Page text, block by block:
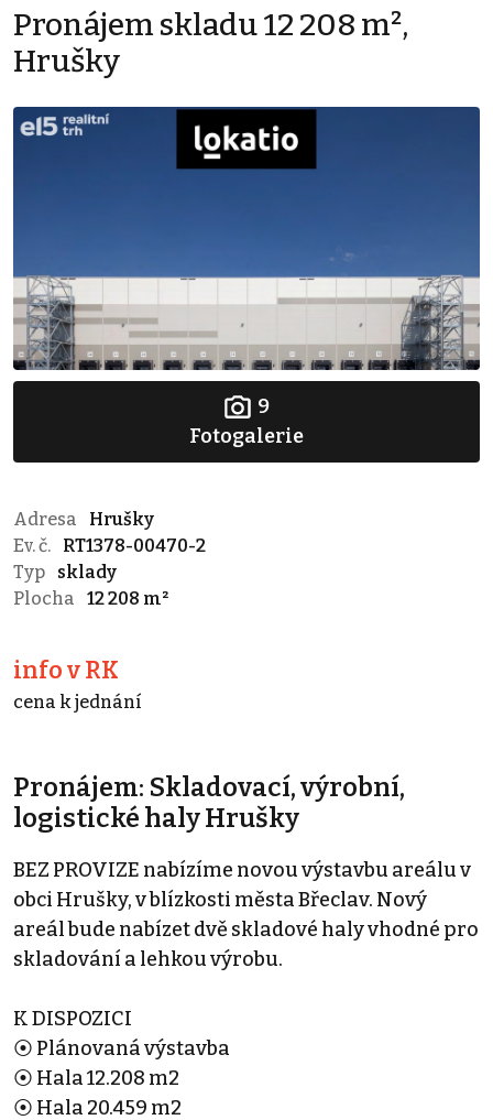
Pronájem skladu 12 208 m²,
Hrušky
9
Fotogalerie
Adresa
Hrušky
Ev. č.
RT1378-00470-2
Typ
sklady
Plocha
12 208 m²
info v RK
cena k jednání
Pronájem: Skladovací, výrobní,
logistické haly Hrušky
BEZ PROVIZE nabízíme novou výstavbu areálu v
obci Hrušky, v blízkosti města Břeclav. Nový
areál bude nabízet dvě skladové haly vhodné pro
skladování a lehkou výrobu.
K DISPOZICI
⦿ Plánovaná výstavba
⦿ Hala 12.208 m2
⦿ Hala 20.459 m2